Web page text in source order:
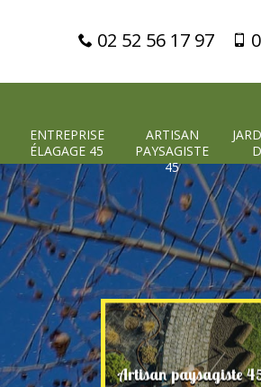
02 52 56 17 97
ENTREPRISE
ÉLAGAGE 45
ARTISAN
PAYSAGISTE
45
45 Artisan paysagiste